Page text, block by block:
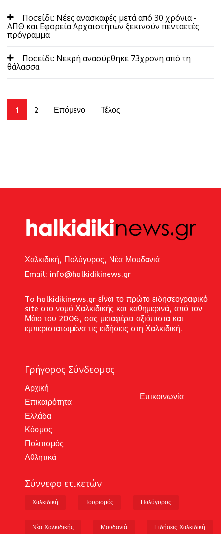
Ποσείδι: Νέες ανασκαφές μετά από 30 χρόνια -
ΑΠΘ και Εφορεία Αρχαιοτήτων ξεκινούν πενταετές
πρόγραμμα
Ποσείδι: Νεκρή ανασύρθηκε 73χρονη από τη
θάλασσα
1 2 Επόμενο Τέλος
Χαλκιδική, Πολύγυρος, Νέα Μουδανιά
Email: info@halkidikinews.gr
To halkidikinews.gr είναι το πρώτο ειδησεογραφικό
site στο νομό Χαλκιδικής και καθημερινά, από τον
Μάιο του 2006, σας μεταφέρει αξιόπιστα και
εμπεριστατωμένα τις ειδήσεις στη Χαλκιδική.
Γρήγορος Σύνδεσμος
Αρχική
Επικαιρότητα
Ελλάδα
Κόσμος
Πολιτισμός
Αθλητικά
Επικοινωνία
Σύννεφο ετικετών
Χαλκιδική Τουρισμός Πολύγυρος
Νέα Χαλκιδικής Μουδανιά Ειδήσεις Χαλκιδική